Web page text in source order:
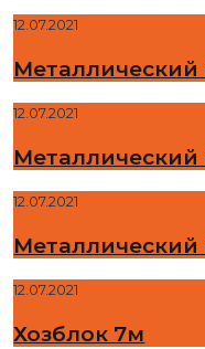
12.07.2021
12.07.2021
12.07.2021
12.07.2021
Хозблок 7м